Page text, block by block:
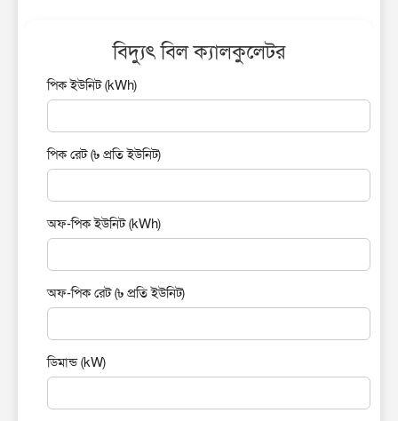
বিদ্যুৎ বিল ক্যালকুলেটর
পিক ইউনিট (kWh)
পিক রেট (৳ প্রতি ইউনিট)
অফ-পিক ইউনিট (kWh)
অফ-পিক রেট (৳ প্রতি ইউনিট)
ডিমান্ড (kW)